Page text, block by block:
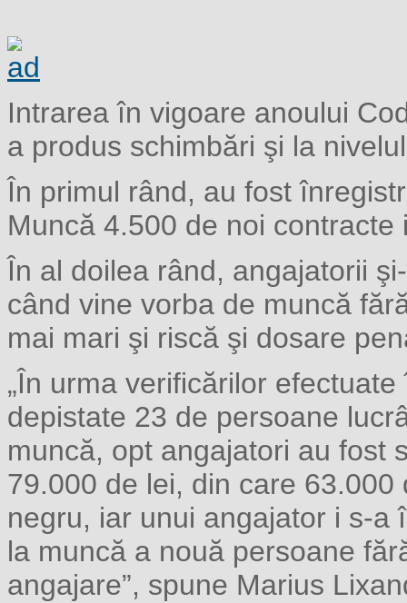
Intrarea în vigoare anoului
a produs schimbări şi la
În primul rând, au fost
Muncă 4.500 de noi
În al doilea rând, angajatorii
când vine vorba de muncă
mai mari şi riscă şi dosare
„În urma verificărilor
depistate 23 de persoane
muncă, opt angajatori au fost
79.000 de lei, din care
negru, iar unui angajator i s-a
la muncă a nouă persoane
angajare”, spune Marius